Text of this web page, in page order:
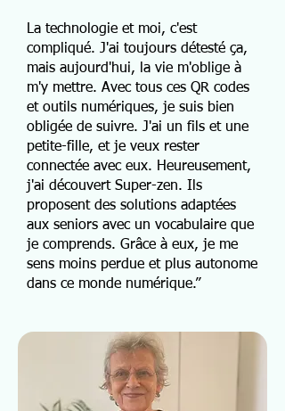
La technologie et moi, c'est
compliqué. J'ai toujours détesté ça,
mais aujourd'hui, la vie m'oblige à
m'y mettre. Avec tous ces QR codes
et outils numériques, je suis bien
obligée de suivre. J'ai un fils et une
petite-fille, et je veux rester
connectée avec eux. Heureusement,
j'ai découvert Super-zen. Ils
proposent des solutions adaptées
aux seniors avec un vocabulaire que
je comprends. Grâce à eux, je me
sens moins perdue et plus autonome
dans ce monde numérique.”